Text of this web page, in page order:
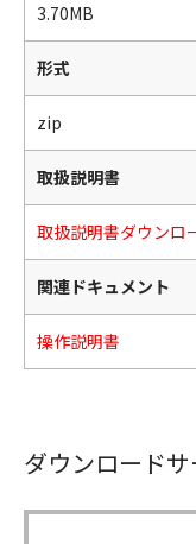
3.70MB
形式
zip
取扱説明書
取扱説明書ダウンロ
関連ドキュメント
操作説明書
ダウンロード